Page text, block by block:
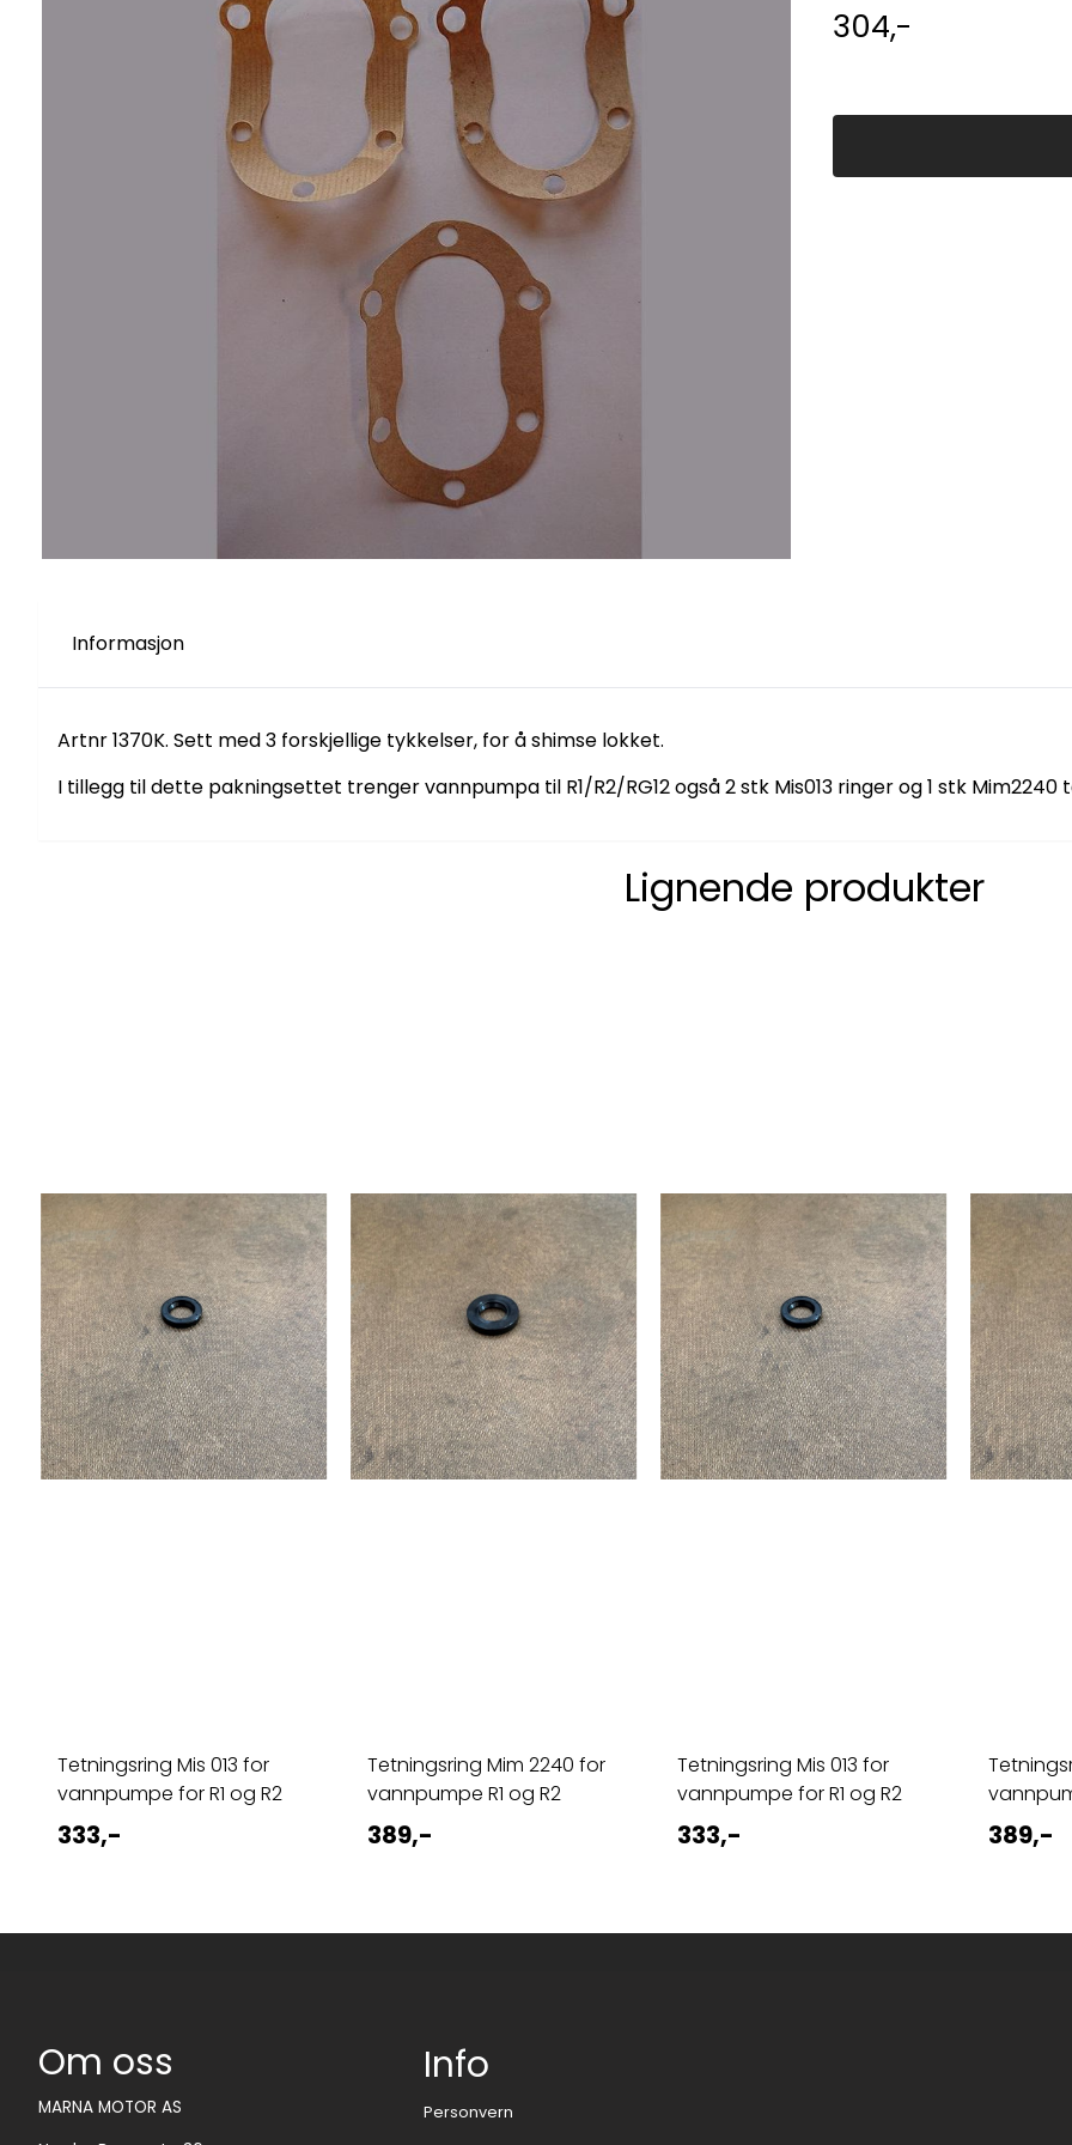
304,-
Informasjon
Artnr 1370K. Sett med 3 forskjellige tykkelser, for å shimse lokket.
I tillegg til dette pakningsettet trenger vannpumpa til R1/R2/RG12 også 2 stk Mis013 ringer og 1 stk Mim2240
Lignende produkter
Tetningsring Mis 013 for
vannpumpe for R1 og R2
333,-
Tetningsring Mim 2240 for
vannpumpe R1 og R2
389,-
Tetningsring Mis 013 for
vannpumpe for R1 og R2
333,- 389,-
Om oss
MARNA MOTOR AS
Info
Personvern